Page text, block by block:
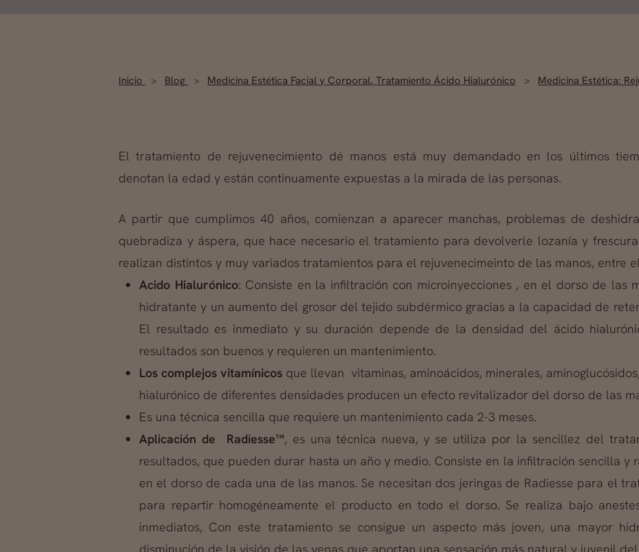
Inicio Blog Medicina Estética Facial y Corporal, Tratamiento Ácido Hialurónico Medicina Estética:
El tratamiento de rejuvenecimiento dé manos está muy demandado en los últimos
denotan la edad y están continuamente expuestas a la mirada de las personas.
A partir que cumplimos 40 años, comienzan a aparecer manchas, problemas de
quebradiza y áspera, que hace necesario el tratamiento para devolverle lozanía y
realizan distintos y muy variados tratamientos para el rejuvenecimeinto de las manos, entre
Acido Hialurónico: Consiste en la infiltración con microinyecciones , en el dorso de las
hidratante y un aumento del grosor del tejido subdérmico gracias a la capacidad de
El resultado es inmediato y su duración depende de la densidad del ácido
resultados son buenos y requieren un mantenimiento.
Los complejos vitamínicos que llevan vitaminas, aminoácidos, minerales,
hialurónico de diferentes densidades producen un efecto revitalizador del dorso de las
Es una técnica sencilla que requiere un mantenimiento cada 2-3 meses.
Aplicación de Radiesse™, es una técnica nueva, y se utiliza por la sencillez del
resultados, que pueden durar hasta un año y medio. Consiste en la infiltración sencilla y
en el dorso de cada una de las manos. Se necesitan dos jeringas de Radiesse para el
para repartir homogéneamente el producto en todo el dorso. Se realiza bajo
inmediatos, Con este tratamiento se consigue un aspecto más joven, una mayor